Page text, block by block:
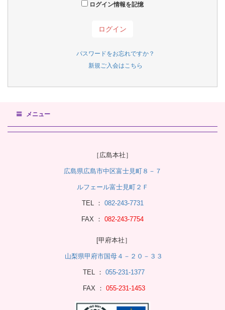
ログイン情報を記憶
パスワードをお忘れですか？
新規ご入会はこちら
メニュー
［広島本社］
広島県広島市中区富士見町８－７
ルフェール富士見町２Ｆ
TEL ： 082-243-7731
FAX ： 082-243-7754
[甲府本社］
山梨県甲府市国母４－２０－３３
TEL ： 055-231-1377
FAX ： 055-231-1453